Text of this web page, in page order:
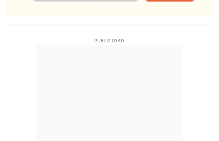
PUBLICIDAD